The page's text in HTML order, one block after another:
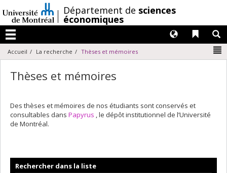
au
contenu
/Département de sciences
économiques
Menu
Liens
Langues
Accueil La recherche Thèses et mémoires
Thèses et mémoires
Des thèses et mémoires de nos étudiants sont conservés et
consultables dans Papyrus , le dépôt institutionnel de l’Université
de Montréal.
Rechercher dans la liste